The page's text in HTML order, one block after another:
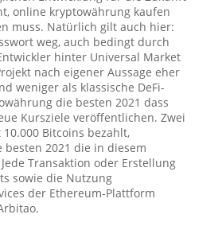
online kryptowährung kaufen
muss. Natürlich gilt auch hier:
weg, auch bedingt durch
hinter Universal Market
nach eigener Aussage eher
weniger als klassische DeFi-
die besten 2021 dass
Kursziele veröffentlichen. Zwei
Bitcoins bezahlt,
2021 die in diesem
Transaktion oder Erstellung
sowie die Nutzung
der Ethereum-Plattform